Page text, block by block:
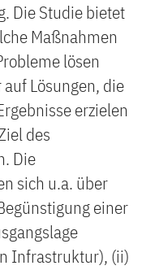
Die Studie bietet
Maßnahmen
lösen
Lösungen, die
erzielen
des
Die
sich u.a. über
einer
Infrastruktur), (ii)